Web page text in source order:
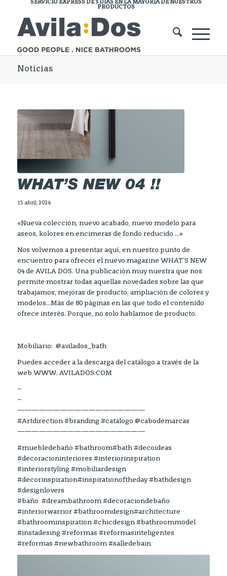
SERVICIO EXPRESS DE 3 DÍAS EN LA MAYORÍA DE NUESTROS
PRODUCTOS
Noticias
WHAT’S NEW 04 !!
15 abril, 2024
«Nueva colección, nuevo acabado, nuevo modelo para
aseos, kolores en encimeras de fondo reducido …»
Nos volvemos a presentar aquí, en nuestro punto de
encuentro para ofrecer el nuevo magazine WHAT’S NEW
04 de AVILA DOS. Una publicación muy nuestra que nos
permite mostrar todas aquellas novedades sobre las que
trabajamos, mejoras de producto, ampliación de colores y
modelos…Más de 80 páginas en las que todo el contenido
ofrece interés. Porque, no solo hablamos de producto.
Mobiliario: @avilados_bath
Puedes acceder a la descarga del catálogo a través de la
web WWW. AVILADOS.COM
–
–
——————————————————
#Artdirection #branding #catalogo @cabodemarcas
——————————————————
#muebledebaño #bathroom#bath #decoideas
#decoracioninteriores #interiorinspiration
#interiorstyling #mobiliardesign
#decorinspiration#inspirationoftheday #bathdesign
#designlovers
#baño #dreambathroom #decoraciondebaño
#interiorwarrior #bathroomdesign#architecture
#bathroominspiration #chicdesign #bathroommodel
#instadesing #reformas #reformasinteligentes
#reformas #newbathroom #salledebain